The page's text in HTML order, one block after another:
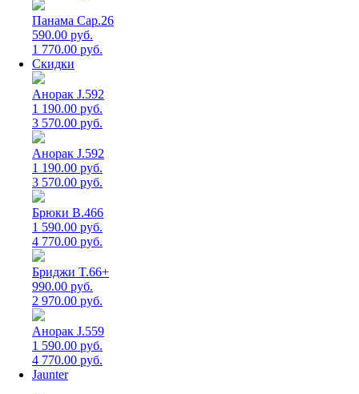
Панама Cap.26
590.00 руб.
1 770.00 руб.
Скидки
Анорак J.592
1 190.00 руб.
3 570.00 руб.
Анорак J.592
1 190.00 руб.
3 570.00 руб.
Брюки B.466
1 590.00 руб.
4 770.00 руб.
Бриджи T.66+
990.00 руб.
2 970.00 руб.
Анорак J.559
1 590.00 руб.
4 770.00 руб.
Jaunter